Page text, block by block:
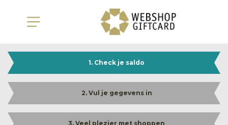
1. Check je saldo
2. Vul je gegevens in
3. Veel plezier met shoppen